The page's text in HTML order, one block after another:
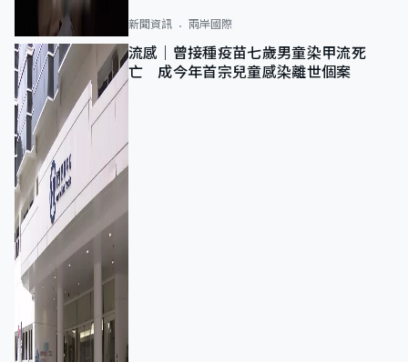
新聞資訊 兩岸國際
流感｜曾接種疫苗七歲男童染甲流死
亡 成今年首宗兒童感染離世個案